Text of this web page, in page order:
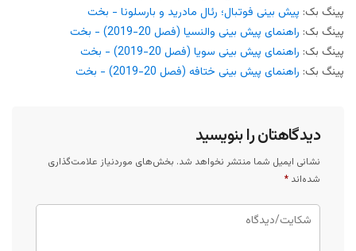
پینگ بک: پیش بینی فوتبال؛‌ رئال مادرید و بارسلونا - بخت
پینگ بک: راهنمای پیش بینی والنسیا (فصل 20-2019) - بخت
پینگ بک: راهنمای پیش بینی سویا (فصل 20-2019) - بخت
پینگ بک: راهنمای پیش بینی ختافه (فصل 20-2019) - بخت
دیدگاهتان را بنویسید
نشانی ایمیل شما منتشر نخواهد شد. بخش‌های موردنیاز علامت‌گذاری
شده‌اند *